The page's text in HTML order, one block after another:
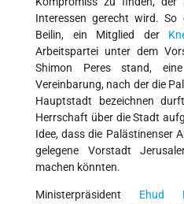
Interessen gerecht wird. So
Beilin, ein Mitglied der
Arbeitspartei unter dem
Shimon Peres stand,
Vereinbarung, nach der die
Hauptstadt bezeichnen
Herrschaft über die Stadt
Idee, dass die Palästinenser
gelegene Vorstadt
machen könnten.
Ministerpräsident Ehud